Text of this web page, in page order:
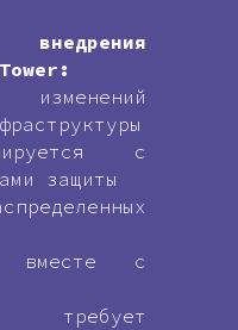
с
защиты
вместе с